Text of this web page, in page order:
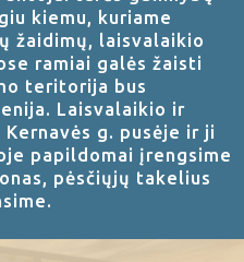
kiemu, kuriame
žaidimų, laisvalaikio
ramiai galės žaisti
teritorija bus
Laisvalaikio ir
g. pusėje ir ji
papildomai įrengsime
pėsčiųjų takelius